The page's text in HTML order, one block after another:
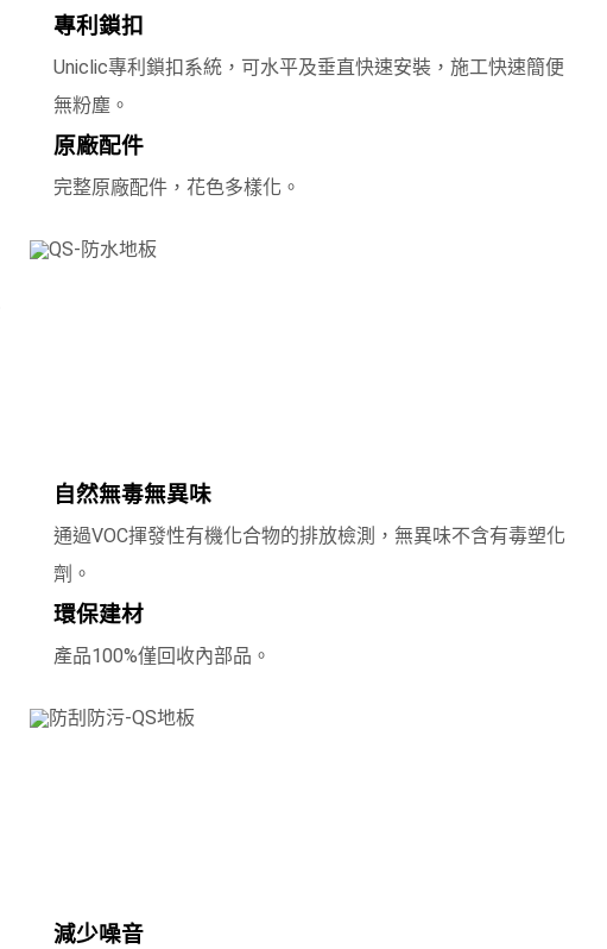
專利鎖扣
Uniclic專利鎖扣系統，可水平及垂直快速安裝，施工快速簡便
無粉塵。
原廠配件
完整原廠配件，花色多樣化。
自然無毒無異味
通過VOC揮發性有機化合物的排放檢測，無異味不含有毒塑化
劑。
環保建材
產品100%僅回收內部品。
減少噪音